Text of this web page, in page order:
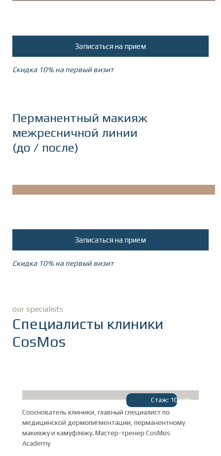
Записаться на прием
Скидка 10% на первый визит
Перманентный макияж
межресничной линии
(до / после)
Записаться на прием
Скидка 10% на первый визит
our specialists
Специалисты клиники
CosMos
Стаж: 10 лет
Сооснователь клиники, главный специалист по
медицинской дермопигментации, перманентному
макияжу и камуфляжу. Мастер-тренер CosMos
Academy